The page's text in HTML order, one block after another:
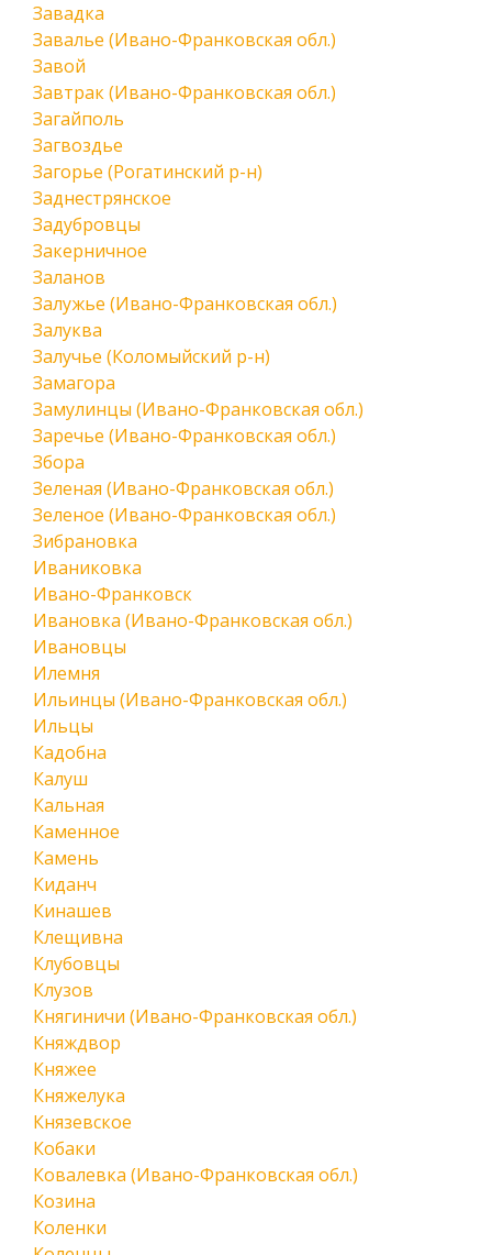
Завадка
Завалье (Ивано-Франковская обл.)
Завой
Завтрак (Ивано-Франковская обл.)
Загайполь
Загвоздье
Загорье (Рогатинский р-н)
Заднестрянское
Задубровцы
Закерничное
Заланов
Залужье (Ивано-Франковская обл.)
Залуква
Залучье (Коломыйский р-н)
Замагора
Замулинцы (Ивано-Франковская обл.)
Заречье (Ивано-Франковская обл.)
Збора
Зеленая (Ивано-Франковская обл.)
Зеленое (Ивано-Франковская обл.)
Зибрановка
Иваниковка
Ивано-Франковск
Ивановка (Ивано-Франковская обл.)
Ивановцы
Илемня
Ильинцы (Ивано-Франковская обл.)
Ильцы
Кадобна
Калуш
Кальная
Каменное
Камень
Киданч
Кинашев
Клещивна
Клубовцы
Клузов
Княгиничи (Ивано-Франковская обл.)
Княждвор
Княжее
Княжелука
Князевское
Кобаки
Ковалевка (Ивано-Франковская обл.)
Козина
Коленки